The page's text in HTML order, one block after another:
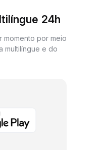
24h
momento por meio
multilíngue e do